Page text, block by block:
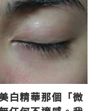
白精華那個「微